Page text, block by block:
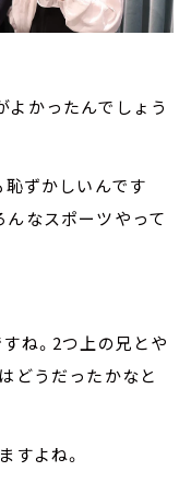
よかったんでしょう
恥ずかしいんです
んなスポーツやって
ね。2つ上の兄とや
どうだったかなと
すよね。